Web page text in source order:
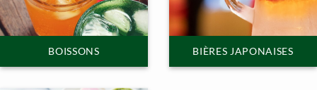
BOISSONS BIÈRES JAPONAISES